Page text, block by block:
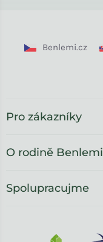
Benlemi.cz
Pro zákazníky
O rodině Benlemi
Spolupracujme